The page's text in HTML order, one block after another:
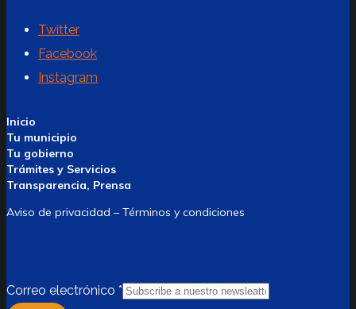
Twitter
Facebook
Instagram
Inicio
Tu municipio
Tu gobierno
Trámites y Servicios
Transparencia, Prensa
Aviso de privacidad – Términos y condiciones
Correo electrónico *